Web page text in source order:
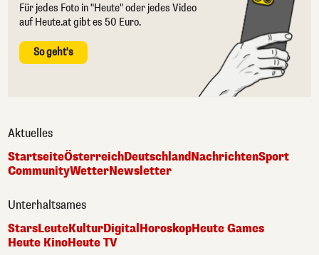
Für jedes Foto in "Heute" oder jedes Video
auf Heute.at gibt es 50 Euro.
So geht's
Aktuelles
StartseiteÖsterreichDeutschlandNachrichtenSport
CommunityWetterNewsletter
Unterhaltsames
StarsLeuteKulturDigitalHoroskopHeute Games
Heute KinoHeute TV